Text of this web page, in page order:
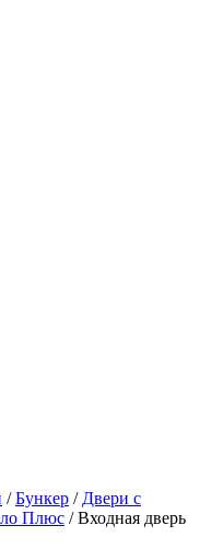
/Бункер / Двери с
Плюс / Входная дверь